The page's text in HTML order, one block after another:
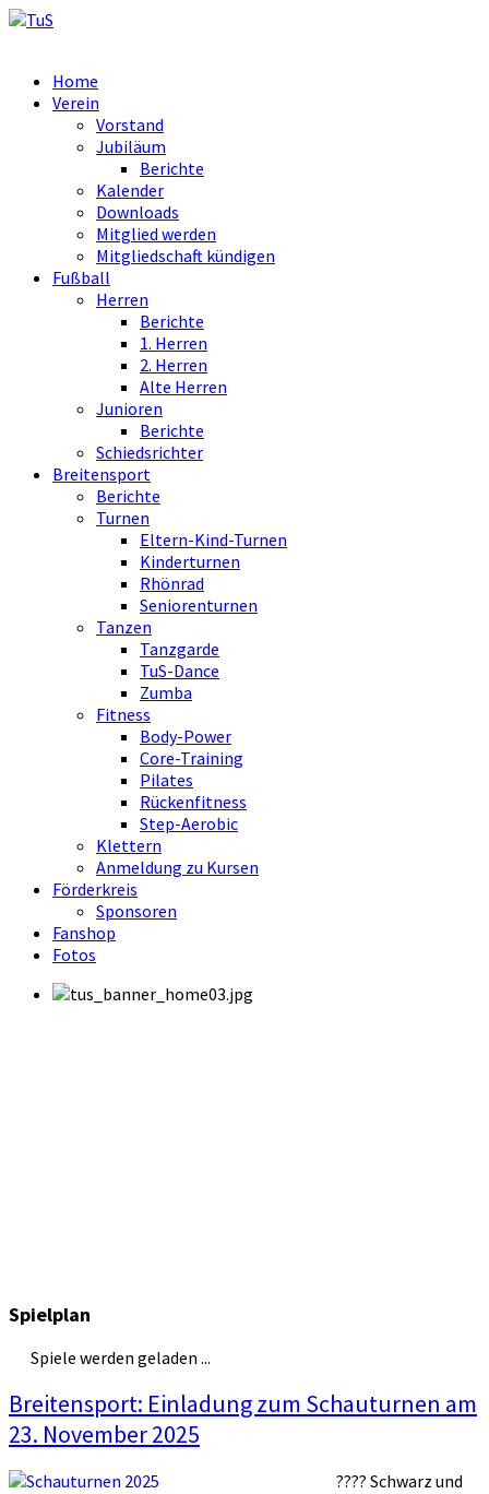
Home
Verein
Vorstand
Jubiläum
Berichte
Kalender
Downloads
Mitglied werden
Mitgliedschaft kündigen
Fußball
Herren
Berichte
1. Herren
2. Herren
Alte Herren
Junioren
Berichte
Schiedsrichter
Breitensport
Berichte
Turnen
Eltern-Kind-Turnen
Kinderturnen
Rhönrad
Seniorenturnen
Tanzen
Tanzgarde
TuS-Dance
Zumba
Fitness
Body-Power
Core-Training
Pilates
Rückenfitness
Step-Aerobic
Klettern
Anmeldung zu Kursen
Förderkreis
Sponsoren
Fanshop
Fotos
Spielplan
Spiele werden geladen ...
Breitensport: Einladung zum Schauturnen am
23. November 2025
???? Schwarz und